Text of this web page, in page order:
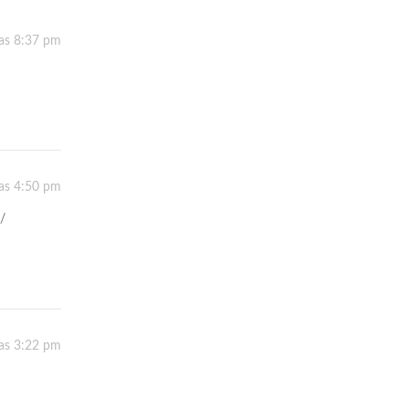
8:37 pm
4:50 pm
3:22 pm